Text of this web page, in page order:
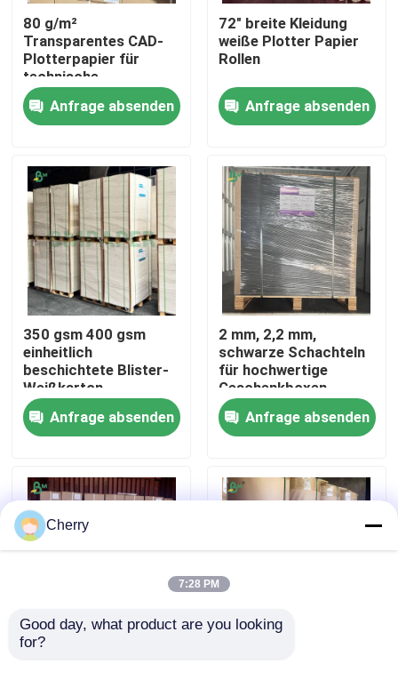
Startseite
Produkte
Über uns
Fabrik Tour
Qualitätskontrolle
Nachrichten
80 g/m²
Transparentes CAD-
Plotterpapier für
technische
Zeichnungen
Anfrage absenden
72" breite Kleidung
weiße Plotter Papier
Rollen
Anfrage absenden
350 gsm 400 gsm
einheitlich
beschichtete Blister-
Weißkarton-
Linerkarte
Anfrage absenden
2 mm, 2,2 mm,
schwarze Schachteln
für hochwertige
Geschenkboxen
Anfrage absenden
20lb 2 Zoll 3 Zoll Kern-
Cherry
7:28 PM
Good day, what product are you looking
for?